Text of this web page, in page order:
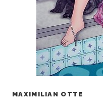
MAXIMILIAN OTTE